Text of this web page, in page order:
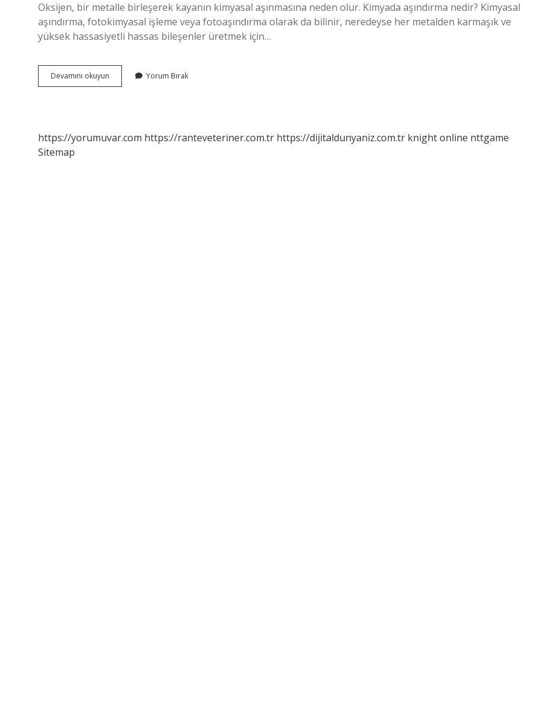
Oksijen, bir metalle birleşerek kayanın kimyasal aşınmasına neden olur. Kimyada aşındırma nedir? Kimyasal
aşındırma, fotokimyasal işleme veya fotoaşındırma olarak da bilinir, neredeyse her metalden karmaşık ve
yüksek hassasiyetli hassas bileşenler üretmek için…
Devamını okuyun Kimyasal
Aşınma
Yorum Bırak
https://yorumuvar.com https://ranteveteriner.com.tr https://dijitaldunyaniz.com.tr knight online nttgame
Sitemap